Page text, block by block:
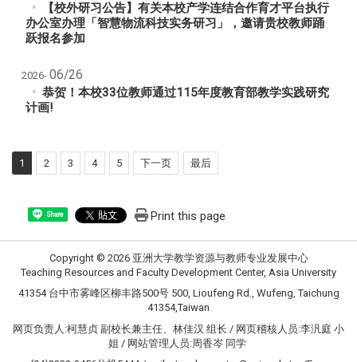
【校外研习公告】 有关本校产学连结合作育才平台执行
办公室办理「智慧物流科技实务研习」，邀请贵校教师踊
跃报名参加
2026- 06/26
恭贺！本校33位教师通过115年度教育部教学实践研究
计画!
1 2 3 4 5 下一页 最后
Share Print this page
Copyright © 2026 亚洲大学教学资源与教师专业发展中心
Teaching Resources and Faculty Development Center, Asia University
41354 台中市雾峰区柳丰路500号 500, Lioufeng Rd., Wufeng, Taichung
41354,Taiwan
网页负责人:柯慧贞 副校长兼主任、林佳汉 组长 / 网页稽核人员:李汎庭 小
姐 / 网站管理人员:周香岑 同学